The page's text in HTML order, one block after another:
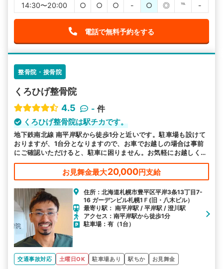
14:30〜20:00
○ ○ ○ - ○ ◎ ℡ -
電話で無料予約をする
整骨院・接骨院
くろひげ整骨院
4.5
- 件
くろひげ整骨院は駅チカです。
地下鉄南北線 南平岸駅から徒歩1分と近いです。駐車場も設けて
おりますが、1台分となりますので、お車でお越しの場合は事前
にご確認いただけると、駐車に困りません。お気軽にお越しくだ
さい。
お見舞金最大20,000円支給
住所：北海道札幌市豊平区平岸3条13丁目7-
16 ガーデンビル札幌1Ｆ(旧・八木ビル）
最寄り駅： 南平岸駅 / 平岸駅 / 澄川駅
アクセス：南平岸駅から徒歩1分
駐車場：有（1台）
交通事故対応 土曜日OK 駐車場あり 駅ちか お見舞金